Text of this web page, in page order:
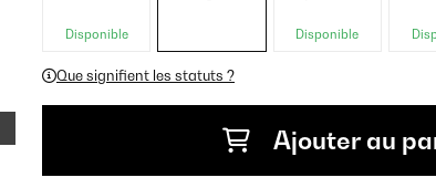
Disponible Disponible
Que signifient les statuts ?
Ajouter au